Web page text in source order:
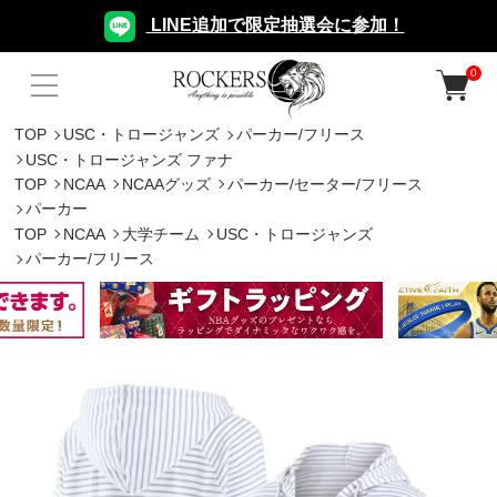
LINE追加で限定抽選会に参加！
0
TOP USC・トロージャンズ
パーカー/フリース
USC・トロージャンズ ファナ
TOP
NCAA NCAAグッズ
パーカー/セーター/フリース
パーカー
TOP
NCAA 大学チーム
USC・トロージャンズ
パーカー/フリース